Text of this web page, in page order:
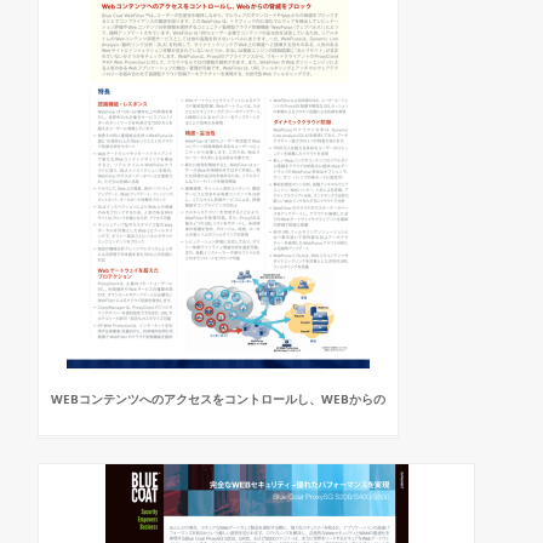
WEBコンテンツへのアクセスをコントロールし、WEBからの